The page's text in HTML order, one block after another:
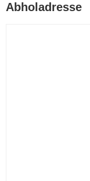
Abholadresse